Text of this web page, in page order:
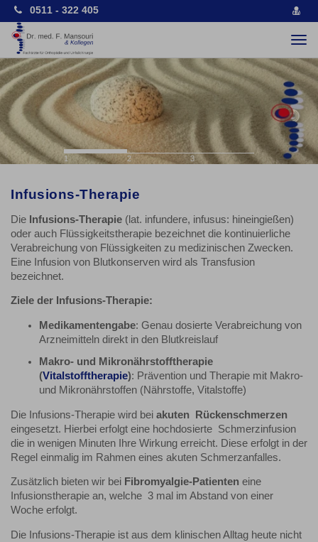
0511 - 322 405
1 2 3
Previous
Infusions-Therapie
Die Infusions-Therapie (lat. infundere, infusus: hineingießen)
oder auch Flüssigkeitstherapie bezeichnet die kontinuierliche
Verabreichung von Flüssigkeiten zu medizinischen Zwecken.
Eine Infusion von Blutkonserven wird als Transfusion
bezeichnet.
Ziele der Infusions-Therapie:
Medikamentengabe: Genau dosierte Verabreichung von
Arzneimitteln direkt in den Blutkreislauf
Makro- und Mikronährstofftherapie
(Vitalstofftherapie): Prävention und Therapie mit Makro-
und Mikronährstoffen (Nährstoffe, Vitalstoffe)
Die Infusions-Therapie wird bei akuten Rückenschmerzen
eingesetzt. Hierbei erfolgt eine hochdosierte Schmerzinfusion
die in wenigen Minuten Ihre Wirkung erreicht. Diese erfolgt in der
Regel einmalig im Rahmen eines akuten Schmerzanfalles.
Zusätzlich bieten wir bei Fibromyalgie-Patienten eine
Infusionstherapie an, welche 3 mal im Abstand von einer
Woche erfolgt.
Die Infusions-Therapie ist aus dem klinischen Alltag heute nicht